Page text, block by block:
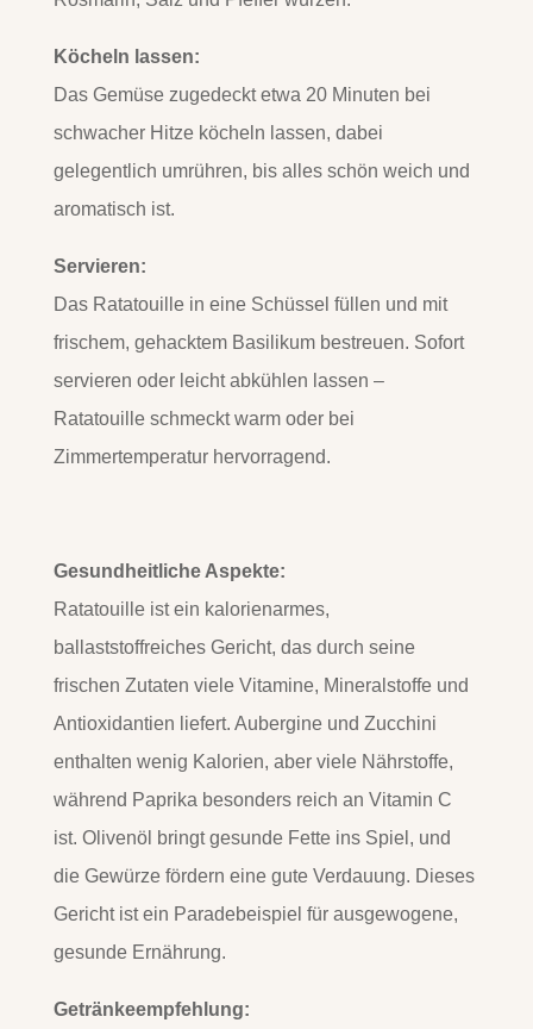
Köcheln lassen:
Das Gemüse zugedeckt etwa 20 Minuten bei
schwacher Hitze köcheln lassen, dabei
gelegentlich umrühren, bis alles schön weich und
aromatisch ist.
Servieren:
Das Ratatouille in eine Schüssel füllen und mit
frischem, gehacktem Basilikum bestreuen. Sofort
servieren oder leicht abkühlen lassen –
Ratatouille schmeckt warm oder bei
Zimmertemperatur hervorragend.
Gesundheitliche Aspekte:
Ratatouille ist ein kalorienarmes,
ballaststoffreiches Gericht, das durch seine
frischen Zutaten viele Vitamine, Mineralstoffe und
Antioxidantien liefert. Aubergine und Zucchini
enthalten wenig Kalorien, aber viele Nährstoffe,
während Paprika besonders reich an Vitamin C
ist. Olivenöl bringt gesunde Fette ins Spiel, und
die Gewürze fördern eine gute Verdauung. Dieses
Gericht ist ein Paradebeispiel für ausgewogene,
gesunde Ernährung.
Getränkeempfehlung: